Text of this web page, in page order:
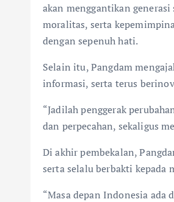
akan menggantikan
moralitas, serta
dengan sepenuh hati.
Selain itu, Pangdam
informasi, serta terus
“Jadilah penggerak
dan perpecahan, sekaligus
Di akhir pembekalan,
serta selalu berbakti kepada
“Masa depan Indonesia